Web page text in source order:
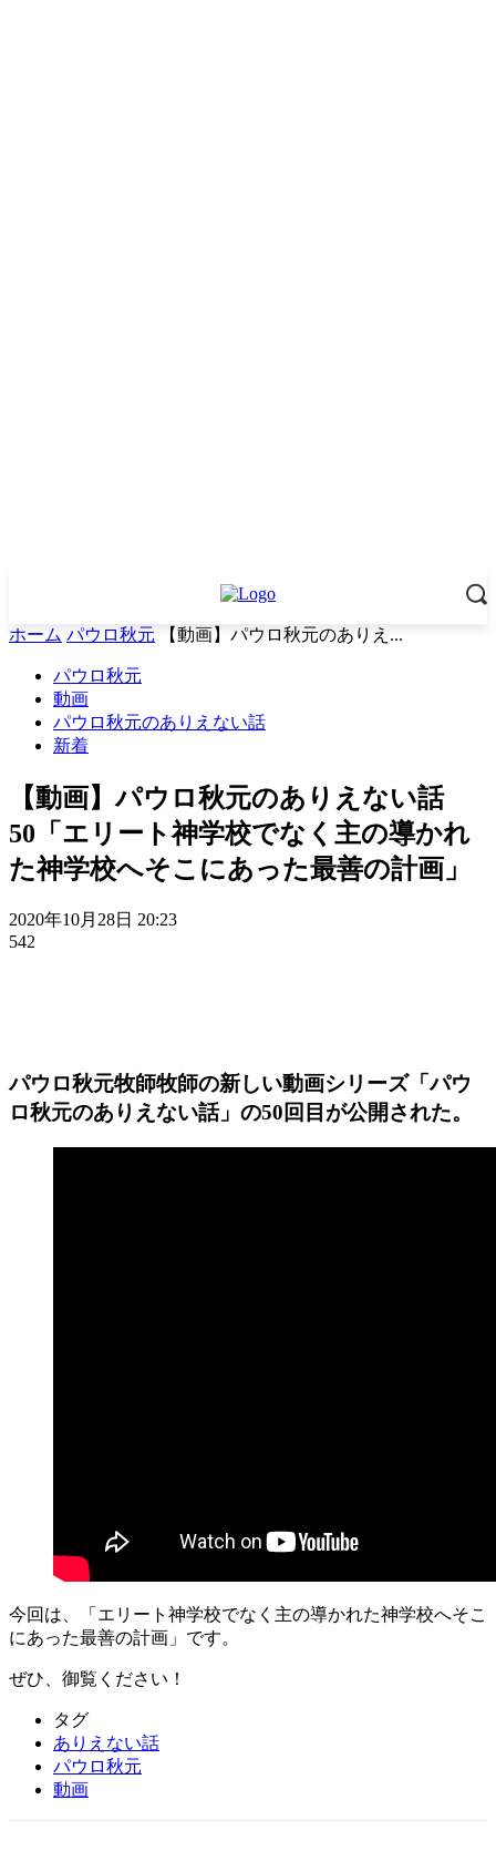
ホーム パウロ秋元 【動画】パウロ秋元のありえ...
パウロ秋元
動画
パウロ秋元のありえない話
新着
【動画】パウロ秋元のありえない話
50「エリート神学校でなく主の導かれ
た神学校へそこにあった最善の計画」
2020年10月28日 20:23
542
パウロ秋元牧師牧師の新しい動画シリーズ「パウ
ロ秋元のありえない話」の50回目が公開された。
今回は、「エリート神学校でなく主の導かれた神学校へそこ
にあった最善の計画」です。
ぜひ、御覧ください！
タグ
ありえない話
パウロ秋元
動画